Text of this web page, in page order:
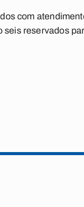
com
seis reservados